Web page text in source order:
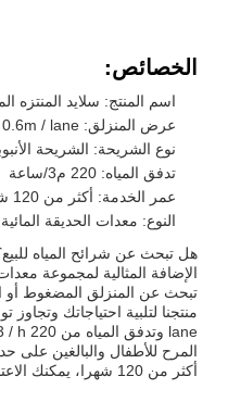
الخصائص:
اسم المنتج: سلايد المنتزه
عرض المنزلق: 0.6m / lane
نوع الشريحة: الشريحة
تدفق المياه: 220 م3/ساعة
عمر الخدمة: أكثر من 120 شهرا
النوع: معدات الحديقة المائية
هل تبحث عن شرائح المياه
الإضافة المثالية لمجموعة
تبحث عن المنزلق المضغوط أو
المرح للأطفال والبالغين على
أكثر من 120 شهرا، يمكنك الاعتماد على أنها تستمر لسنوات قادمة.